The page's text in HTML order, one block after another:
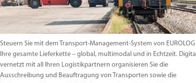
Steuern Sie mit dem Transport-Management-System von EUROLOG
Ihre gesamte Lieferkette – global, multimodal und in Echtzeit. Digital
vernetzt mit all Ihren Logistikpartnern organisieren Sie die
Ausschreibung und Beauftragung von Transporten sowie die